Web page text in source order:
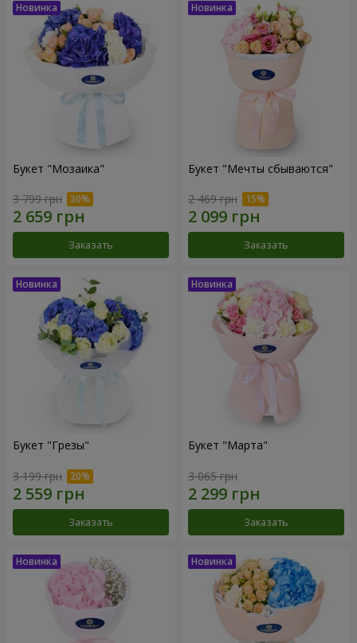
Букет "Мозаика"
3 799 грн
Заказать
Букет "Мечты сбываются"
2 469 грн
Заказать
Букет "Грезы"
3 199 грн
Заказать
Букет "Марта"
3 065 грн
Заказать